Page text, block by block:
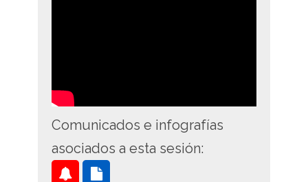
Comunicados e infografías
asociados a esta sesión:
AvisoComunicado: